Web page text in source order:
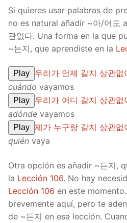
Si quieres usar palabras de
no es natural añadir ~아/어도
관없다. Una forma en la que
~는지, que aprendiste en la
Play 우리가 언제 갈지 상관없
cuándo vayamos
Play 우리가 어디 갈지 상관없
adónde vayamos
Play 제가 누구랑 갈지 상관없
quién vaya
Otra opción es añadir ~든지,
la Lección 106. No hay
Lección 106 en este
brevemente aquí, pero te
de ~든지 en esa lección.